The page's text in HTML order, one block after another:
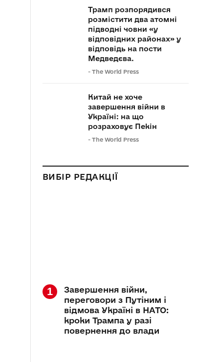
Трамп розпорядився
розмістити два атомні
підводні човни «у
відповідних районах» у
відповідь на пости
Медведєва.
- The World Press
Китай не хоче
завершення війни в
Україні: на що
розраховує Пекін
- The World Press
ВИБІР РЕДАКЦІЇ
Завершення війни,
переговори з Путіним і
відмова Україні в НАТО:
кроки Трампа у разі
повернення до влади